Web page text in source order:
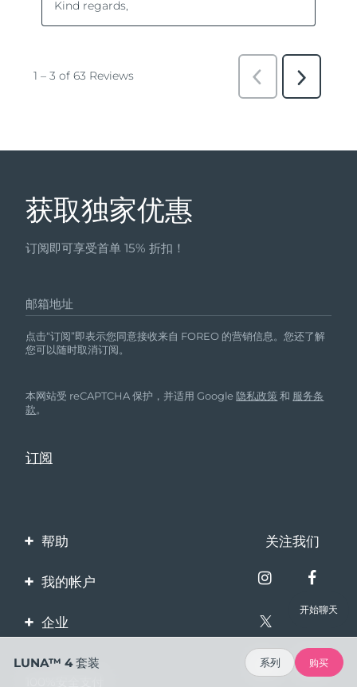
获取独家优惠
订阅即可享受首单 15% 折扣！
邮箱地址
点击“订阅”即表示您同意接收来自 FOREO 的营销信息。您还了解
您可以随时取消订阅。
本网站受 reCAPTCHA 保护，并适用 Google隐私政策 和 服务条
款。
帮助
联系我们
保修与退换货
常见问题
关注我们
我的帐户
产品注册
企业
关于FOREO
开始聊天
LUNA™ 4 套装 系列 购买